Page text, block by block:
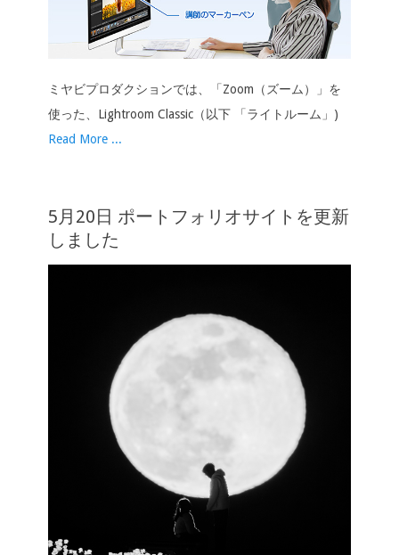
ミヤビプロダクションでは、「Zoom（ズーム）」を
使った、Lightroom Classic（以下 「ライトルーム」)
Read More ...
5月20日 ポートフォリオサイトを更新
しました